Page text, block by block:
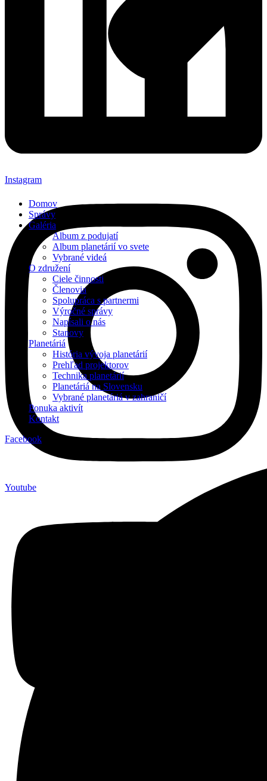
Instagram
Youtube
Domov
Správy
Galéria
Album z podujatí
Album planetárií vo svete
Vybrané videá
O združení
Ciele činnosti
Členovia
Spolupráca s partnermi
Výročné správy
Napísali o nás
Stanovy
Planetáriá
História vývoja planetárií
Prehľad projektorov
Technika planetárií
Planetáriá na Slovensku
Vybrané planetáriá v zahraničí
Ponuka aktivít
Kontakt
Facebook